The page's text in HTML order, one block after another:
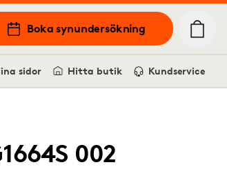
Boka synundersökning
sidor Hitta butik Kundservice
002